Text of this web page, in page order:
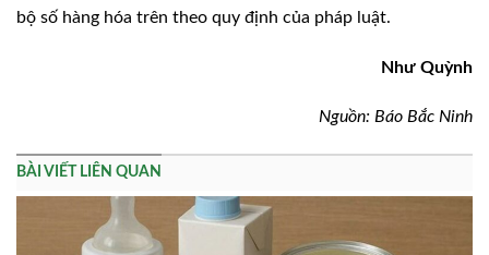
bộ số hàng hóa trên theo quy định của pháp luật.
Như Quỳnh
Nguồn: Báo Bắc Ninh
BÀI VIẾT LIÊN QUAN